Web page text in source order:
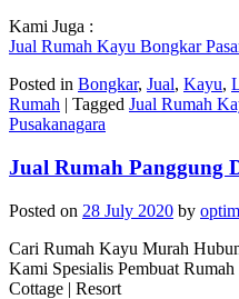
Kami Juga :
Jual Rumah Kayu Bongkar
Posted in Bongkar, Jual, Kayu,
Rumah | Tagged Jual Rumah
Pusakanagara
Jual Rumah Panggung
Posted on 28 July 2020 by
Cari Rumah Kayu Murah
Kami Spesialis Pembuat
Cottage | Resort